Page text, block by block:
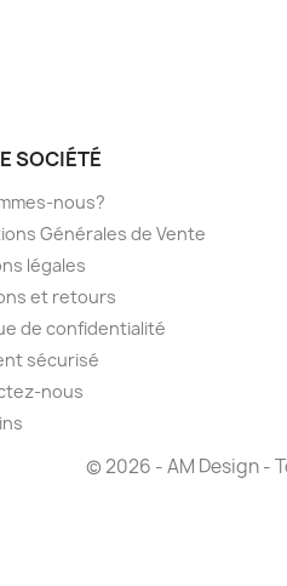
SOCIÉTÉ
nous?
Générales de Vente
légales
et retours
de confidentialité
sécurisé
nous
© 2026 - AM Design -